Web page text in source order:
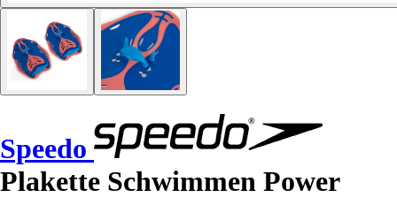
Speedo
Plakette Schwimmen Power